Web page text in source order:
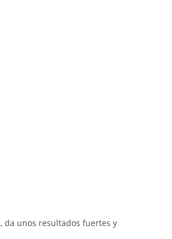
da unos resultados fuertes y